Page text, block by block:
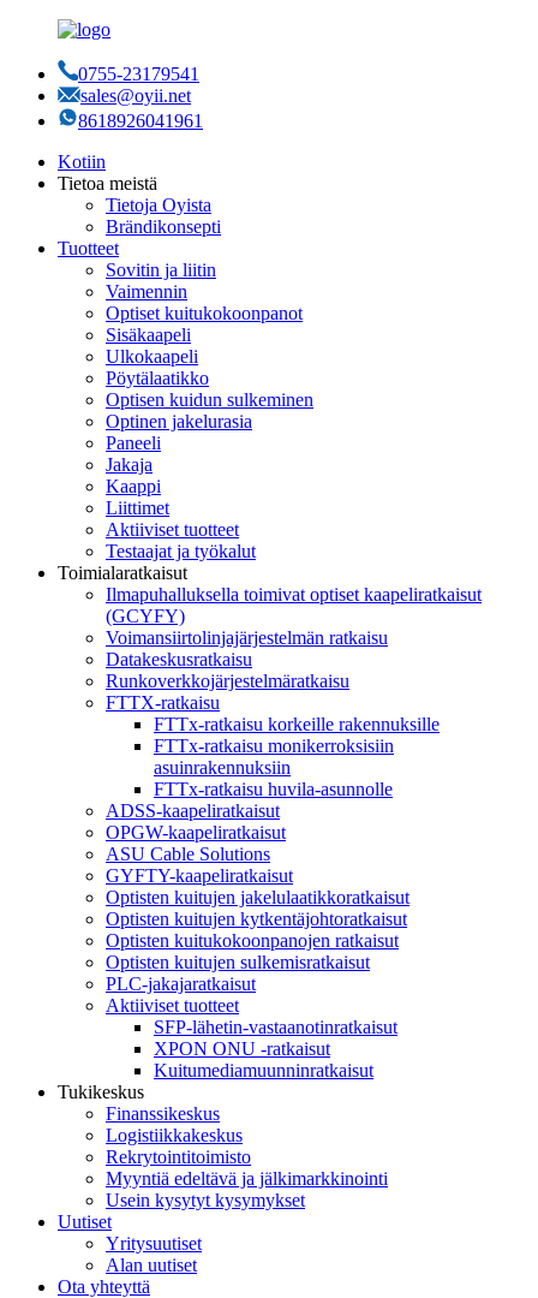
0755-23179541
sales@oyii.net
8618926041961
Kotiin
Tietoa meistä
Tietoja Oyista
Brändikonsepti
Tuotteet
Sovitin ja liitin
Vaimennin
Optiset kuitukokoonpanot
Sisäkaapeli
Ulkokaapeli
Pöytälaatikko
Optisen kuidun sulkeminen
Optinen jakelurasia
Paneeli
Jakaja
Kaappi
Liittimet
Aktiiviset tuotteet
Testaajat ja työkalut
Toimialaratkaisut
Ilmapuhalluksella toimivat optiset kaapeliratkaisut
(GCYFY)
Voimansiirtolinjajärjestelmän ratkaisu
Datakeskusratkaisu
Runkoverkkojärjestelmäratkaisu
FTTX-ratkaisu
FTTx-ratkaisu korkeille rakennuksille
FTTx-ratkaisu monikerroksisiin
asuinrakennuksiin
FTTx-ratkaisu huvila-asunnolle
ADSS-kaapeliratkaisut
OPGW-kaapeliratkaisut
ASU Cable Solutions
GYFTY-kaapeliratkaisut
Optisten kuitujen jakelulaatikkoratkaisut
Optisten kuitujen kytkentäjohtoratkaisut
Optisten kuitukokoonpanojen ratkaisut
Optisten kuitujen sulkemisratkaisut
PLC-jakajaratkaisut
Aktiiviset tuotteet
SFP-lähetin-vastaanotinratkaisut
XPON ONU -ratkaisut
Kuitumediamuunninratkaisut
Tukikeskus
Finanssikeskus
Logistiikkakeskus
Rekrytointitoimisto
Myyntiä edeltävä ja jälkimarkkinointi
Usein kysytyt kysymykset
Uutiset
Yritysuutiset
Alan uutiset
Ota yhteyttä